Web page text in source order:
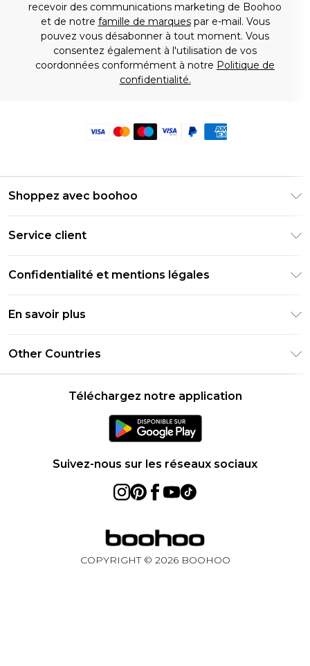
recevoir des communications marketing de Boohoo
et de notre famille de marquespar e-mail. Vous
pouvez vous désabonner à tout moment. Vous
consentez également à l'utilisation de vos
coordonnées conformément à notre Politique de
confidentialité.
Shoppez avec boohoo
PayPal
Clearpay
Klarna
Réduction étudiant - Student Beans
Réduction étudiant - UNiDAYS
Service client
Informations de livraison
Informations sur les retours
Contactez-nous
Confidentialité et mentions légales
Conditions d'utilisation
À propos des cookies
En savoir plus
Other Countries
Téléchargez notre application
Suivez-nous sur les réseaux sociaux
COPYRIGHT © 2026 BOOHOO